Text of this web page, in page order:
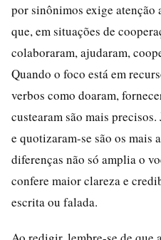
por sinônimos exige atenção
que, em situações de
colaboraram, ajudaram,
Quando o foco está em
verbos como doaram,
custearam são mais
e quotizaram-se são os mais
diferenças não só amplia o
confere maior clareza e
escrita ou falada.